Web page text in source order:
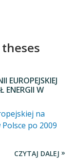
EUROPEJSKIEJ
ENERGII W
na
po 2009
CZYTAJ DALEJ